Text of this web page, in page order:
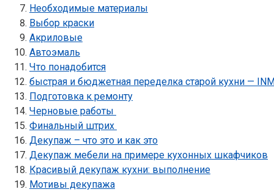
Необходимые материалы
Выбор краски
Акриловые
Автоэмаль
Что понадобится
быстрая и бюджетная переделка старой кухни —
Подготовка к ремонту
Черновые работы
Финальный штрих
Декупаж – что это и как это
Декупаж мебели на примере кухонных шкафчиков
Красивый декупаж кухни: выполнение
Мотивы декупажа